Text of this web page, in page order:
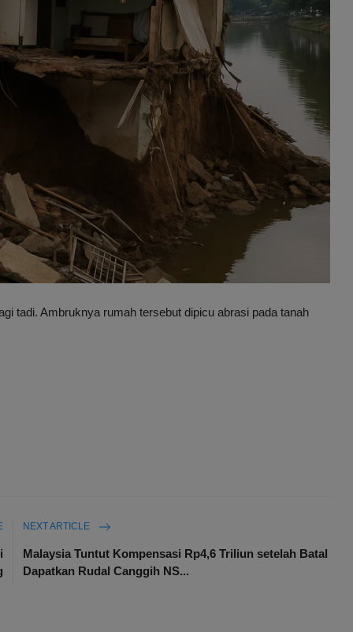
tadi. Ambruknya rumah tersebut dipicu abrasi pada tanah
NEXT ARTICLE
Malaysia Tuntut Kompensasi Rp4,6 Triliun setelah Batal
Dapatkan Rudal Canggih NS...